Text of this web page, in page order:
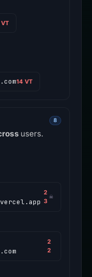
VT
14 VT
8
users.
2
3
☠
2
2